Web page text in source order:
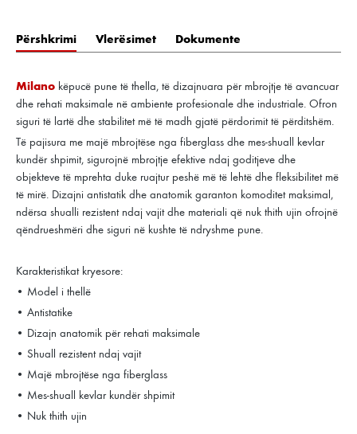
Përshkrimi Vlerësimet Dokumente
Milano këpucë pune të thella, të dizajnuara për mbrojtje të avancuar
dhe rehati maksimale në ambiente profesionale dhe industriale. Ofron
siguri të lartë dhe stabilitet më të madh gjatë përdorimit të përditshëm.
Të pajisura me majë mbrojtëse nga fiberglass dhe mes-shuall kevlar
kundër shpimit, sigurojnë mbrojtje efektive ndaj goditjeve dhe
objekteve të mprehta duke ruajtur peshë më të lehtë dhe fleksibilitet më
të mirë. Dizajni antistatik dhe anatomik garanton komoditet maksimal,
ndërsa shualli rezistent ndaj vajit dhe materiali që nuk thith ujin ofrojnë
qëndrueshmëri dhe siguri në kushte të ndryshme pune.
Karakteristikat kryesore:
• Model i thellë
• Antistatike
• Dizajn anatomik për rehati maksimale
• Shuall rezistent ndaj vajit
• Majë mbrojtëse nga fiberglass
• Mes-shuall kevlar kundër shpimit
• Nuk thith ujin